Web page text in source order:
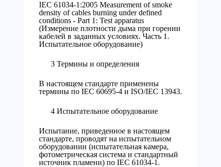
IEC 61034-1:2005 Measurement of smoke
density of cables burning under defined
conditions - Part 1: Test apparatus
(Измерение плотности дыма при горении
кабелей в заданных условиях. Часть 1.
Испытательное оборудование)
3 Термины и определения
В настоящем стандарте применены
термины по IEC 60695-4 и ISO/IEC 13943.
4 Испытательное оборудование
Испытание, приведенное в настоящем
стандарте, проводят на испытательном
оборудовании (испытательная камера,
фотометрическая система и стандартный
источник пламени) по IEC 61034-1.